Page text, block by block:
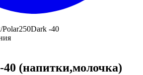
/Polar250Dark -40
(напитки,молочка)